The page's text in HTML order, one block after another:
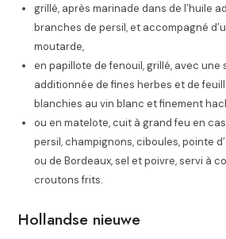
grillé, après marinade dans de l’huile
branches de persil, et accompagné
moutarde,
en papillote de fenouil, grillé, avec une
additionnée de fines herbes et de
blanchies au vin blanc et finement
ou en matelote, cuit à grand feu en
persil, champignons, ciboules, pointe
ou de Bordeaux, sel et poivre, servi à
croutons frits.
Hollandse nieuwe